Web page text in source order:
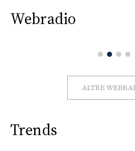
Webradio
ALTRE
Trends